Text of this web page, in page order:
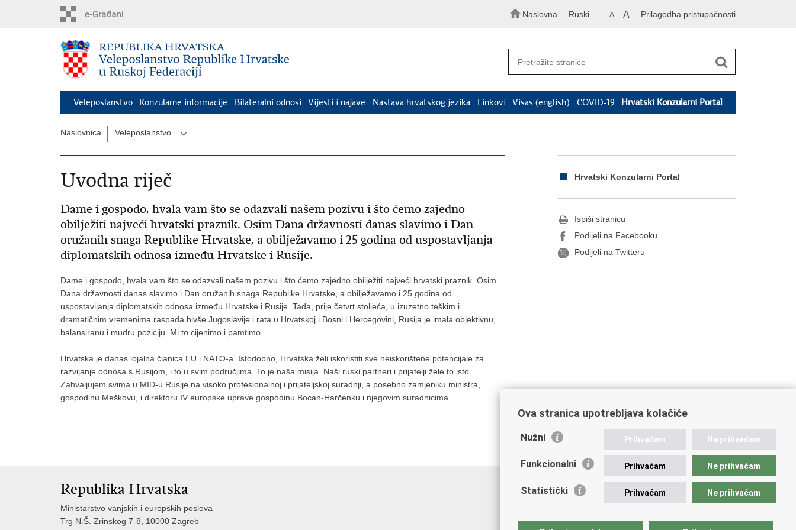
Naslovna Ruski A A Prilagodba pristupačnosti
Veleposlanstvo Konzularne informacije Bilateralni odnosi Vijesti i najave Nastava hrvatskog jezika Linkovi Visas (english) COVID-19 Hrvatski Konzularni Portal
Naslovnica Veleposlanstvo
Uvodna riječ
Dame i gospodo, hvala vam što se odazvali našem pozivu i što ćemo zajedno
obilježiti najveći hrvatski praznik. Osim Dana državnosti danas slavimo i Dan
oružanih snaga Republike Hrvatske, a obilježavamo i 25 godina od uspostavljanja
diplomatskih odnosa između Hrvatske i Rusije.
Dame i gospodo, hvala vam što se odazvali našem pozivu i što ćemo zajedno obilježiti najveći hrvatski praznik. Osim
Dana državnosti danas slavimo i Dan oružanih snaga Republike Hrvatske, a obilježavamo i 25 godina od
uspostavljanja diplomatskih odnosa između Hrvatske i Rusije. Tada, prije četvrt stoljeća, u izuzetno teškim i
dramatičnim vremenima raspada bivše Jugoslavije i rata u Hrvatskoj i Bosni i Hercegovini, Rusija je imala objektivnu,
balansiranu i mudru poziciju. Mi to cijenimo i pamtimo.
Hrvatska je danas lojalna članica EU i NATO-a. Istodobno, Hrvatska želi iskoristiti sve neiskorištene potencijale za
razvijanje odnosa s Rusijom, i to u svim područjima. To je naša misija. Naši ruski partneri i prijatelji žele to isto.
Zahvaljujem svima u MID-u Rusije na visoko profesionalnoj i prijateljskoj suradnji, a posebno zamjeniku ministra,
gospodinu Meškovu, i direktoru IV europske uprave gospodinu Bocan-Harčenku i njegovim suradnicima.
Hrvatski Konzularni Portal
Ispiši stranicu
Podijeli na Facebooku
Podijeli na Twitteru
Republika Hrvatska
Ministarstvo vanjskih i europskih poslova
Trg N.Š. Zrinskog 7-8, 10000 Zagreb
Ova stranica upotrebljava kolačiće
Nužni Prihvaćam Ne prihvaćam
Funkcionalni Prihvaćam Ne prihvaćam
Statistički Prihvaćam Ne prihvaćam